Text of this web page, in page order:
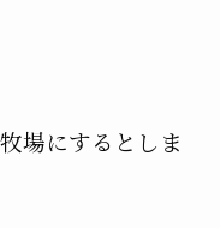
場にするとしま